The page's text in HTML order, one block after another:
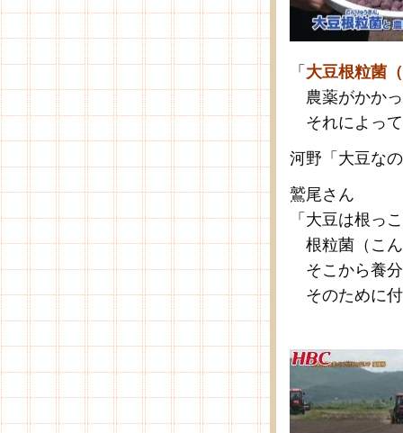
「 大豆根粒菌
農薬がかか
それによっ
河野「大豆な
鷲尾さん
「大豆は根っ
根粒菌（こ
そこから養
そのために